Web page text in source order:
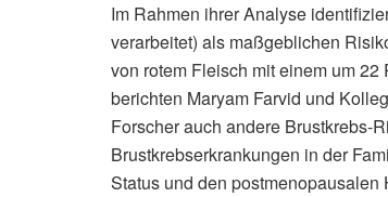
Im Rahmen ihrer Analyse
verarbeitet) als maßgeblichen
von rotem Fleisch mit einem um
berichten Maryam Farvid und
Forscher auch andere Brustkrebs-
Brustkrebserkrankungen in der
Status und den